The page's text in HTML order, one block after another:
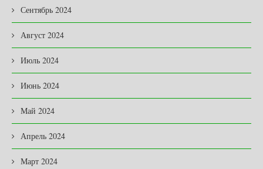
Сентябрь 2024
Август 2024
Июль 2024
Июнь 2024
Май 2024
Апрель 2024
Март 2024